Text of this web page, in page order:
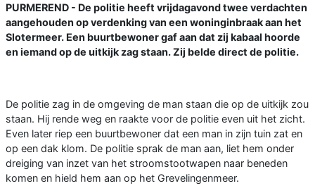
PURMEREND - De politie heeft vrijdagavond twee verdachten
aangehouden op verdenking van een woninginbraak aan het
Slotermeer. Een buurtbewoner gaf aan dat zij kabaal hoorde
en iemand op de uitkijk zag staan. Zij belde direct de politie.
De politie zag in de omgeving de man staan die op de uitkijk zou
staan. Hij rende weg en raakte voor de politie even uit het zicht.
Even later riep een buurtbewoner dat een man in zijn tuin zat en
op een dak klom. De politie sprak de man aan, liet hem onder
dreiging van inzet van het stroomstootwapen naar beneden
komen en hield hem aan op het Grevelingenmeer.